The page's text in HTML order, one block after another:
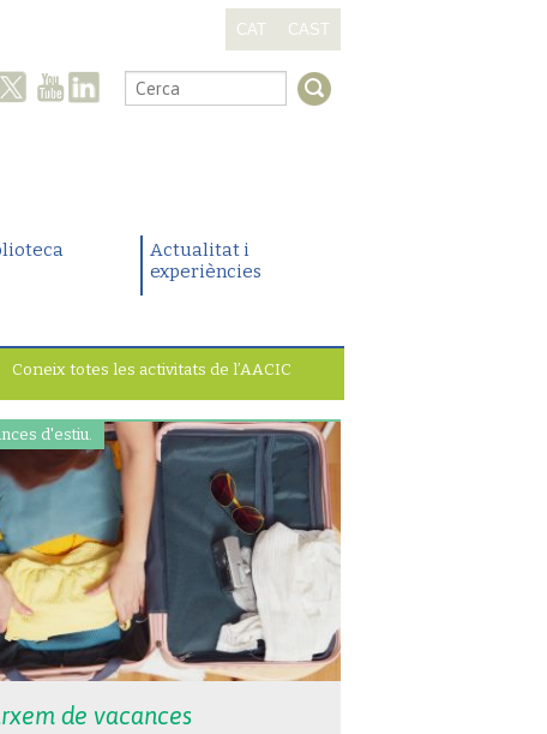
CAT CAST
.
Actualitat i
experiències
Coneix totes les activitats de l’AACIC
d'estiu.
de vacances